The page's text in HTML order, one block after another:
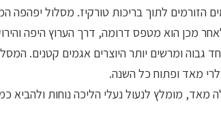
הזורמים לתוך בריכות טורקיז. מסלול יפהפה
מכן הוא מטפס דרומה, דרך הערוץ היפה
מאד ופתוח כל השנה.
מאד, מומלץ לנעול נעלי הליכה נוחות